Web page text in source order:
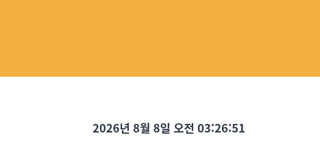
2026년 8월 8일 오전 03:26:53